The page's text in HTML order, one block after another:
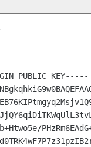
PUBLIC KEY-----